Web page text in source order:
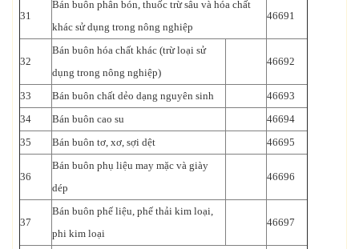
31
Bán buôn phân bón, thuốc trừ sâu và hóa chất
khác sử dụng trong nông nghiệp
46691
32
Bán buôn hóa chất khác (trừ loại sử
dụng trong nông nghiệp)
46692
33 Bán buôn chất dẻo dạng nguyên sinh
46693
34
Bán buôn cao su
46694
35
Bán buôn tơ, xơ, sợi dệt 46695
36
Bán buôn phụ liệu may mặc và giày
dép
46696
37
Bán buôn phế liệu, phế thải kim loại,
phi kim loại
46697